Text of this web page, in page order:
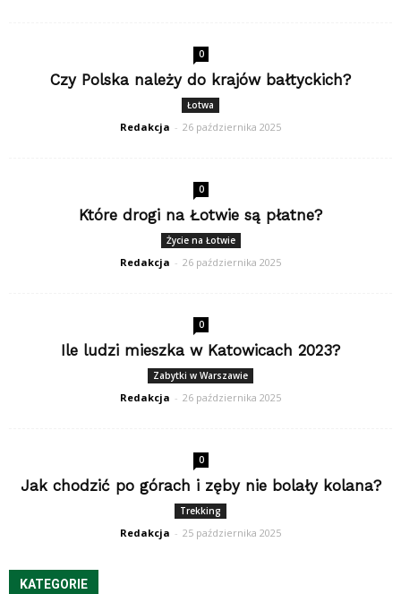
0
Czy Polska należy do krajów bałtyckich?
Łotwa
Redakcja - 26 października 2025
0
Które drogi na Łotwie są płatne?
Życie na Łotwie
Redakcja - 26 października 2025
0
Ile ludzi mieszka w Katowicach 2023?
Zabytki w Warszawie
Redakcja - 26 października 2025
0
Jak chodzić po górach i zęby nie bolały kolana?
Trekking
Redakcja - 25 października 2025
KATEGORIE